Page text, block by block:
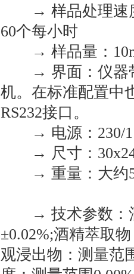
→ 样品处理速度
60个每小时
→ 样品量：
→ 界面：仪器带
机。在标准配置中
RS232接口。
→ 电源：230/
→ 尺寸：
→ 重量：大约
→ 技术参数：酒
±0.02%;酒精萃取
观浸出物：测量范